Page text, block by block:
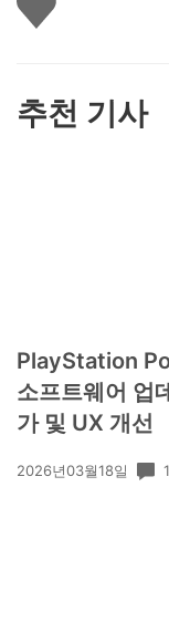
아
추천 기사
PlayStation
소프트웨어 업
가 및 UX 개선
공
2026년03월18일 1